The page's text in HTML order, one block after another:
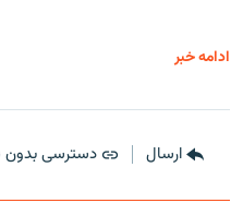
ادامه خبر
ارسال دسترسی بدون